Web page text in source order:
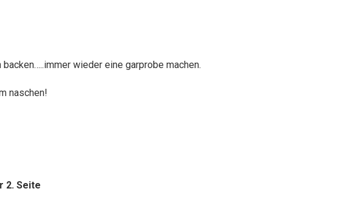
wieder eine garprobe machen.
naschen!
2. Seite